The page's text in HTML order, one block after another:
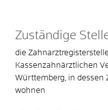
Zuständige
die
Kassenzahnärztlichen
Württemberg, in dessen
wohnen